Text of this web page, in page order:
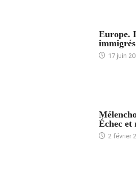
Europe.
17 juin
Échec et
2 février